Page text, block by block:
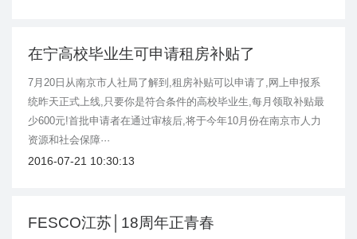
在宁高校毕业生可申请租房补贴了
7月20日从南京市人社局了解到,租房补贴可以申请了,网上申报系
统昨天正式上线,只要你是符合条件的高校毕业生,每月领取补贴最
少600元!首批申请者在通过审核后,将于今年10月份在南京市人力
资源和社会保障···
2016-07-21 10:30:13
FESCO江苏│18周年正青春